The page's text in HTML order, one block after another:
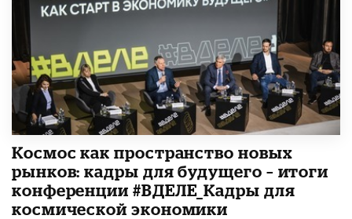
Космос как пространство новых
рынков: кадры для будущего – итоги
конференции #ВДЕЛЕ_Кадры для
космической экономики